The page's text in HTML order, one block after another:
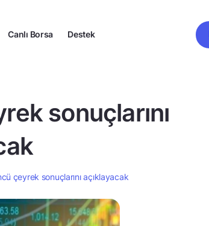
Canlı Borsa Destek
sonuçlarını
çeyrek sonuçlarını açıklayacak